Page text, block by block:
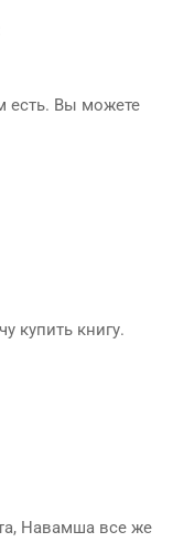
есть. Вы можете
купить книгу.
Навамша все же